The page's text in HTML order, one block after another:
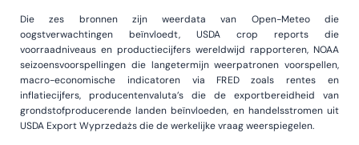
Die zes bronnen zijn weerdata van Open-Meteo die
oogstverwachtingen beïnvloedt, USDA crop reports die
voorraadniveaus en productiecijfers wereldwijd rapporteren, NOAA
seizoensvoorspellingen die langetermijn weerpatronen voorspellen,
macro-economische indicatoren via FRED zoals rentes en
inflatiecijfers, producentenvaluta’s die de exportbereidheid van
grondstofproducerende landen beïnvloeden, en handelsstromen uit
USDA Export Wyprzedażs die de werkelijke vraag weerspiegelen.